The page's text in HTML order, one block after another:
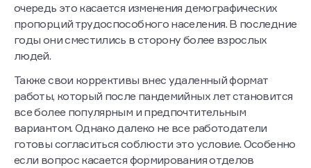
очередь это касается изменения демографических
пропорций трудоспособного населения. В последние
годы они сместились в сторону более взрослых
людей.
Также свои коррективы внес удаленный формат
работы, который после пандемийных лет становится
все более популярным и предпочтительным
вариантом. Однако далеко не все работодатели
готовы согласиться соблюсти это условие. Особенно
если вопрос касается формирования отделов